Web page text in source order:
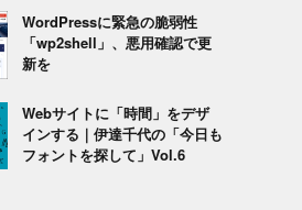
WordPressに緊急の脆弱性
「wp2shell」、悪用確認で更
新を
Webサイトに「時間」をデザ
インする｜伊達千代の「今日も
フォントを探して」Vol.6